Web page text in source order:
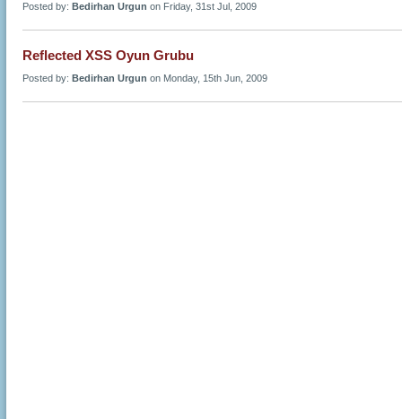
Posted by: Bedirhan Urgun on Friday, 31st Jul, 2009
Reflected XSS Oyun Grubu
Posted by: Bedirhan Urgun on Monday, 15th Jun, 2009